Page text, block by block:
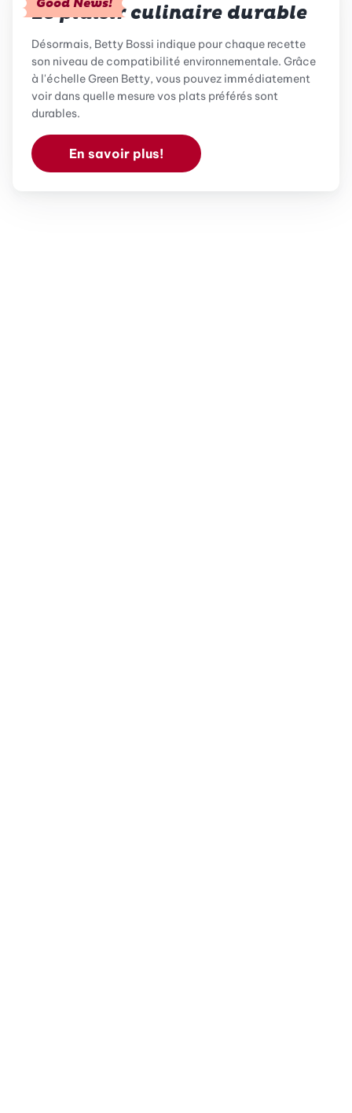
Le plaisir culinaire durable
Désormais, Betty Bossi indique pour chaque recette
son niveau de compatibilité environnementale. Grâce
à l'échelle Green Betty, vous pouvez immédiatement
voir dans quelle mesure vos plats préférés sont
durables.
En savoir plus!